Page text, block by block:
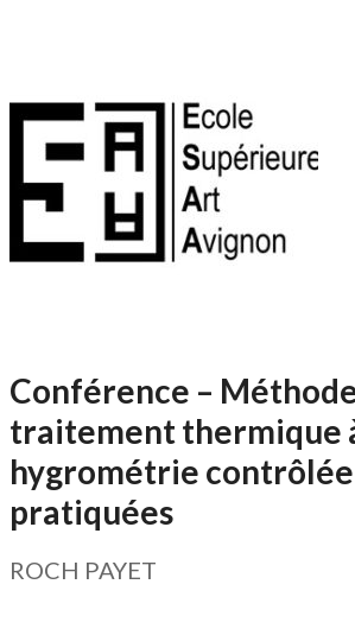
Conférence –
traitement thermique
hygrométrie contrôlée
pratiquées
ROCH PAYET